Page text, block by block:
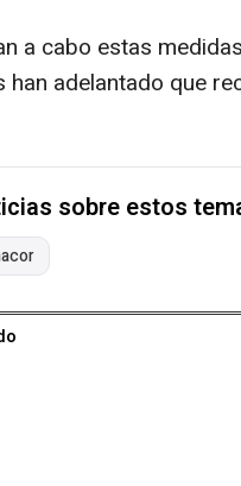
a cabo estas
adelantado que
sobre estos